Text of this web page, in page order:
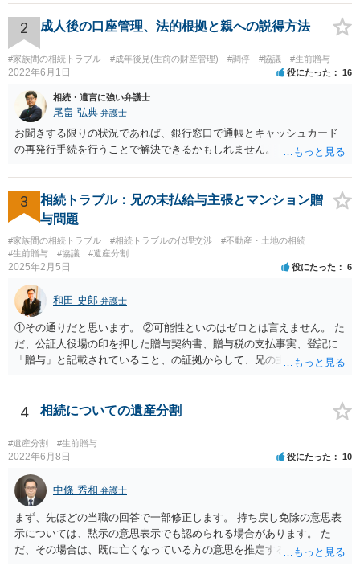
をしていただければそこから先は進むのではないかと存じます。 ま
た、Aさんの意向を酌みすぎるあまりに後見申立ができない状況にして
いる施設の問題もありますので、当該地域の地域包括支援センターに
ご相談されるのもひとつの方法です。
2 成人後の口座管理、法的根拠と親への説得方法
#家族間の相続トラブル #成年後見(生前の財産管理) #調停 #協議 #生前贈与
2022年6月1日 役にたった 16
相続・遺言に強い弁護士
尾畠 弘典 弁護士
お聞きする限りの状況であれば、銀行窓口で通帳とキャッシュカード
の再発行手続を行うことで解決できるかもしれません。
3
相続トラブル：兄の未払給与主張とマンション贈
与問題
#家族間の相続トラブル #相続トラブルの代理交渉
#不動産・土地の相続
#生前贈与
#協議 #遺産分割
2025年2月5日 役にたった 6
和田 史郎 弁護士
①その通りだと思います。 ②可能性といのはゼロとは言えません。 た
だ、公証人役場の印を押した贈与契約書、贈与税の支払事実、登記に
「贈与」と記載されていること、の証拠からして、兄の主張は通らな
わなければ、遺産分割調停を申し立てて進めるのがベターのような気
がしますね。
4 相続についての遺産分割
#遺産分割 #生前贈与
2022年6月8日 役にたった 10
中條 秀和 弁護士
まず、先ほどの当職の回答で一部修正します。 持ち戻し免除の意思表
示については、黙示の意思表示でも認められる場合があります。 た
だ、その場合は、既に亡くなっている方の意思を推定することになり